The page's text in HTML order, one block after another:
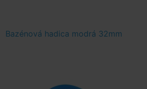
Bazénová hadica modrá 32mm